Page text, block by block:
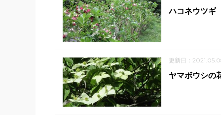
ハコネウツギ
更新日：
ヤマボウシの